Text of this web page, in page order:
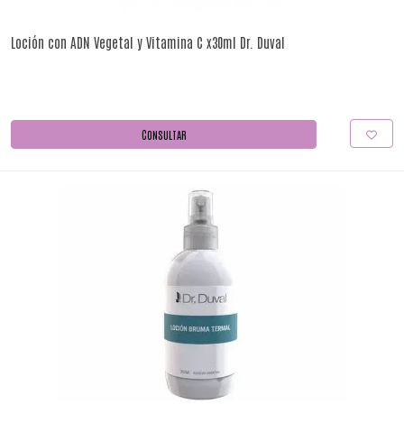
Loción con ADN Vegetal y Vitamina C x30ml Dr. Duval
CONSULTAR